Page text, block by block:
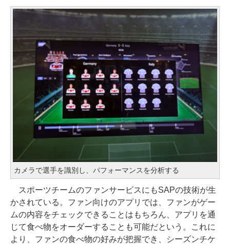
カメラで選手を識別し、パフォーマンスを分析する
スポーツチームのファンサービスにもSAPの技術が生
かされている。ファン向けのアプリでは、ファンがゲー
ムの内容をチェックできることはもちろん、アプリを通
じて食べ物をオーダーすることも可能だという。これに
より、ファンの食べ物の好みが把握でき、シーズンチケ